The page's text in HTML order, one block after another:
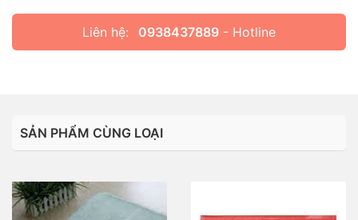
Liên hệ: 0938437889 - Hotline
SẢN PHẨM CÙNG LOẠI